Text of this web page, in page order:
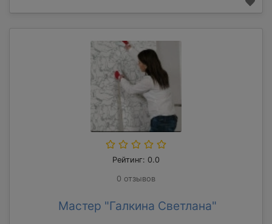
Рейтинг: 0.0
0 отзывов
Мастер "Галкина Светлана"